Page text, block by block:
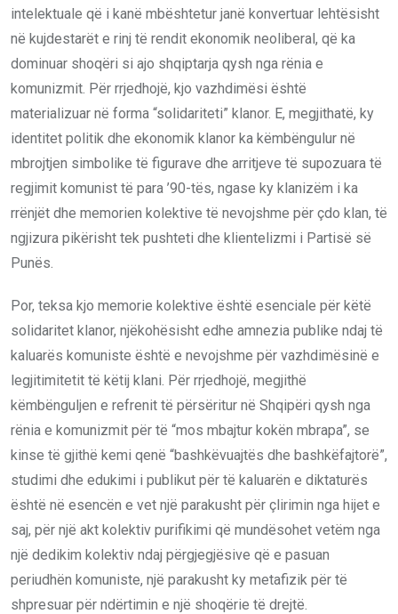
intelektuale që i kanë mbështetur janë konvertuar lehtësisht
në kujdestarët e rinj të rendit ekonomik neoliberal, që ka
dominuar shoqëri si ajo shqiptarja qysh nga rënia e
komunizmit. Për rrjedhojë, kjo vazhdimësi është
materializuar në forma “solidariteti” klanor. E, megjithatë, ky
identitet politik dhe ekonomik klanor ka këmbëngulur në
mbrojtjen simbolike të figurave dhe arritjeve të supozuara të
regjimit komunist të para ’90-tës, ngase ky klanizëm i ka
rrënjët dhe memorien kolektive të nevojshme për çdo klan, të
ngjizura pikërisht tek pushteti dhe klientelizmi i Partisë së
Punës.
Por, teksa kjo memorie kolektive është esenciale për këtë
solidaritet klanor, njëkohësisht edhe amnezia publike ndaj të
kaluarës komuniste është e nevojshme për vazhdimësinë e
legjitimitetit të këtij klani. Për rrjedhojë, megjithë
këmbënguljen e refrenit të përsëritur në Shqipëri qysh nga
rënia e komunizmit për të “mos mbajtur kokën mbrapa”, se
kinse të gjithë kemi qenë “bashkëvuajtës dhe bashkëfajtorë”,
studimi dhe edukimi i publikut për të kaluarën e diktaturës
është në esencën e vet një parakusht për çlirimin nga hijet e
saj, për një akt kolektiv purifikimi që mundësohet vetëm nga
një dedikim kolektiv ndaj përgjegjësive që e pasuan
periudhën komuniste, një parakusht ky metafizik për të
shpresuar për ndërtimin e një shoqërie të drejtë.